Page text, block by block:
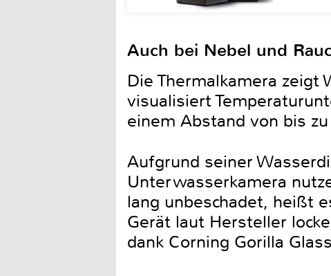
Auch bei Nebel und
Die Thermalkamera zeigt
visualisiert
einem Abstand von bis
Aufgrund seiner
Unterwasserkamera
lang unbeschadet, heißt
Gerät laut Hersteller
dank Corning Gorilla